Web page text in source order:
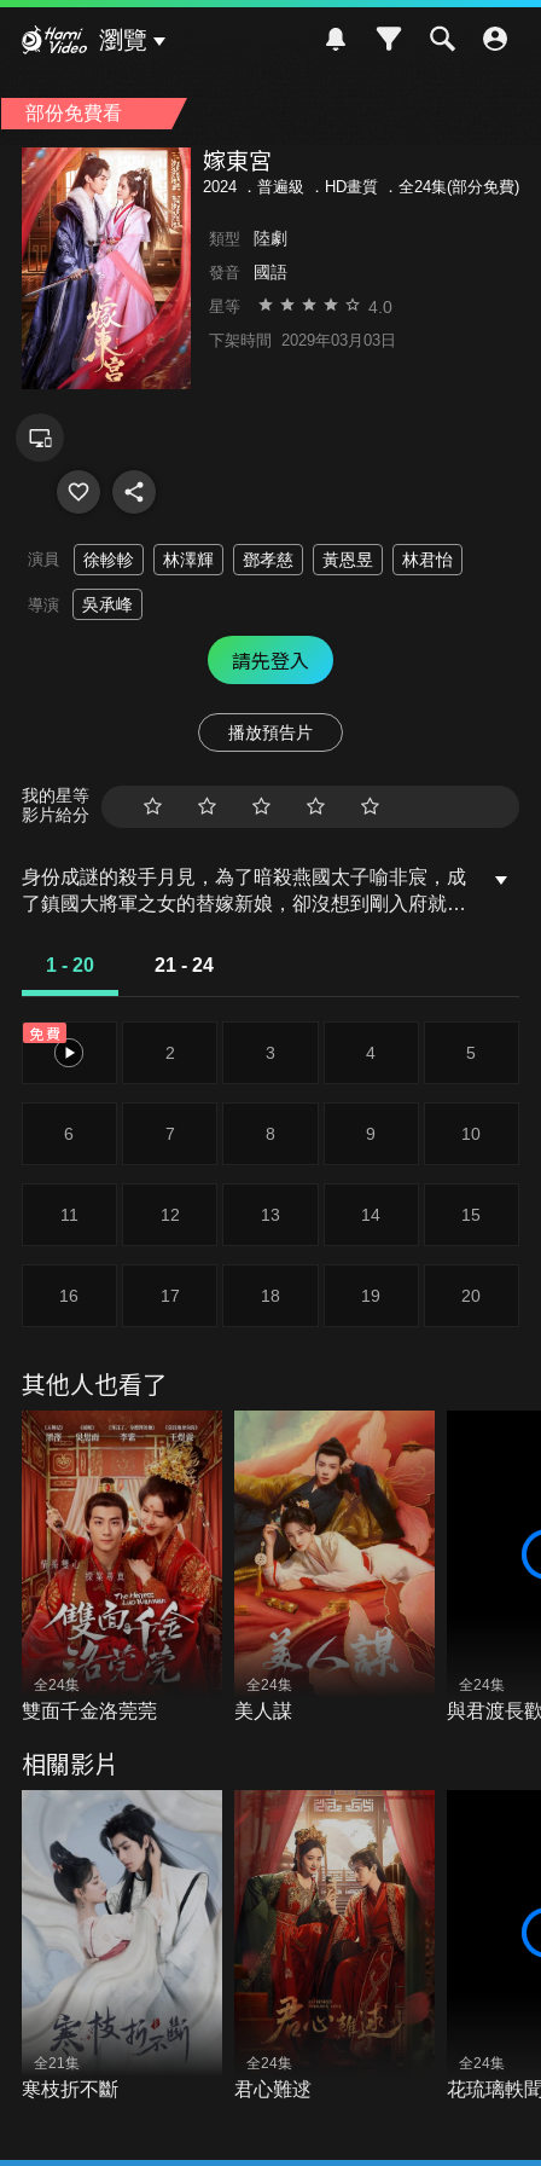
瀏覽
部份免費看
嫁東宮
2024 ． 普遍級 ．HD畫質 ．全24集(部分免費)
類型 陸劇
發音 國語
星等 4.0
下架時間 2029年03月03日
演員 徐軫軫 林澤輝 鄧孝慈 黃恩昱 林君怡
導演 吳承峰
請先登入
播放預告片
我的星等
影片給分
身份成謎的殺手月見，為了暗殺燕國太子喻非宸，成
了鎮國大將軍之女的替嫁新娘，卻沒想到剛入府就遇
生死攸關的絕境時，碰上長得跟太子一樣的二皇子，
持續面對彼此，住在同一屋簷下的他們又會發生哪些
故事？
1 - 20 21 - 24
免費
1 2 3 4 5
6 7 8 9 10
11 12 13 14 15
16 17 18 19 20
其他人也看了
全24集
雙面千金洛莞莞
全24集
美人謀
全24集
與君渡長
相關影片
全21集
寒枝折不斷
全24集
君心難逑
全24集
花琉璃軼